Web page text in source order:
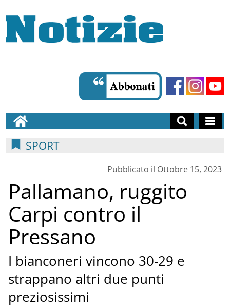
SPORT
Pubblicato il Ottobre 15, 2023
Pallamano, ruggito
Carpi contro il
Pressano
I bianconeri vincono 30-29 e
strappano altri due punti
preziosissimi